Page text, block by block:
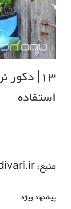
13|
استفاده
منبع: komoddivari.ir
پیشنهاد ویژه